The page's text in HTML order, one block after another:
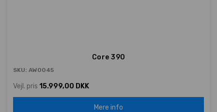
Core 390
SKU: AW0045
Vejl. pris 15.999,00 DKK
Mere info